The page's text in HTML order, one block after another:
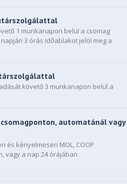
1 munkanapon belül a csomag
3 órás időablakot jelöl meg a
követő 3 munkanapon belül a
automatánál vagy
és kényelmesen MOL, COOP
vagy a nap 24 órájában